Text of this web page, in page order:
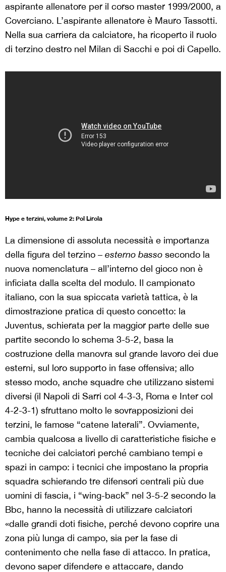
aspirante allenatore per il corso master 1999/2000, a
Coverciano. L’aspirante allenatore è Mauro Tassotti.
Nella sua carriera da calciatore, ha ricoperto il ruolo
di terzino destro nel Milan di Sacchi e poi di Capello.
Hype e terzini, volume 2: Pol Lirola
La dimensione di assoluta necessità e importanza
della figura del terzino – esterno basso secondo la
nuova nomenclatura – all’interno del gioco non è
inficiata dalla scelta del modulo. Il campionato
italiano, con la sua spiccata varietà tattica, è la
dimostrazione pratica di questo concetto: la
Juventus, schierata per la maggior parte delle sue
partite secondo lo schema 3-5-2, basa la
costruzione della manovra sul grande lavoro dei due
esterni, sul loro supporto in fase offensiva; allo
stesso modo, anche squadre che utilizzano sistemi
diversi (il Napoli di Sarri col 4-3-3, Roma e Inter col
4-2-3-1) sfruttano molto le sovrapposizioni dei
terzini, le famose “catene laterali”. Ovviamente,
cambia qualcosa a livello di caratteristiche fisiche e
tecniche dei calciatori perché cambiano tempi e
spazi in campo: i tecnici che impostano la propria
squadra schierando tre difensori centrali più due
uomini di fascia, i “wing-back” nel 3-5-2 secondo la
Bbc, hanno la necessità di utilizzare calciatori
«dalle grandi doti fisiche, perché devono coprire una
zona più lunga di campo, sia per la fase di
contenimento che nella fase di attacco. In pratica,
devono saper difendere e attaccare, dando